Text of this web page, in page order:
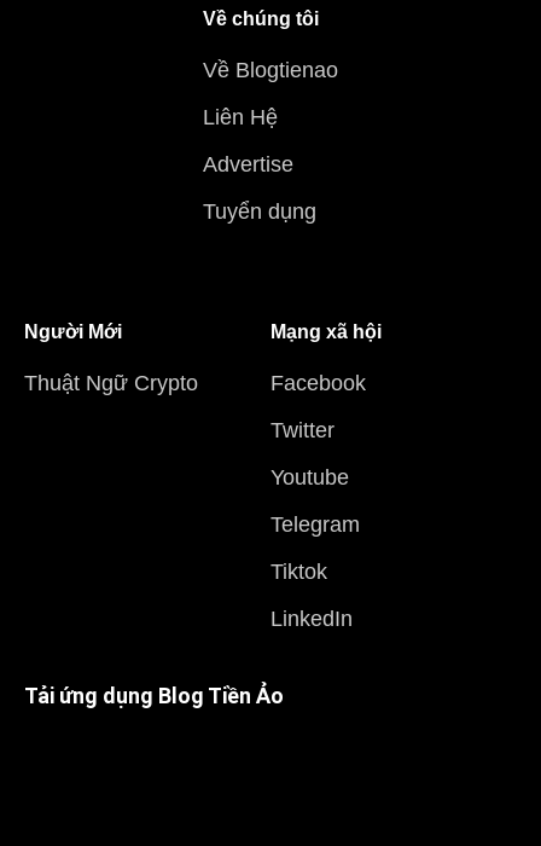
Về chúng tôi
Về Blogtienao
Liên Hệ
Advertise
Tuyển dụng
Người Mới
Thuật Ngữ Crypto
Mạng xã hội
Facebook
Twitter
Youtube
Telegram
Tiktok
LinkedIn
Tải ứng dụng Blog Tiền Ảo